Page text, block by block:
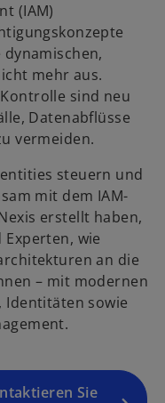
(IAM)
mehr aus.
sind neu
Datenabflüsse
vermeiden.
steuern und
mit dem IAM-
erstellt haben,
wie
an die
– mit modernen
Identitäten sowie
Sie
n
r
e
u
e